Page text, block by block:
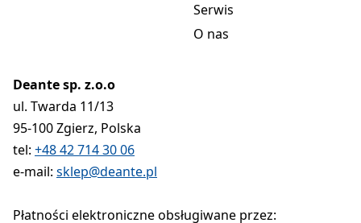
Serwis
O nas
Deante sp. z.o.o
ul. Twarda 11/13
95-100 Zgierz, Polska
tel: +48 42 714 30 06
e-mail: sklep@deante.pl
Płatności elektroniczne obsługiwane przez: